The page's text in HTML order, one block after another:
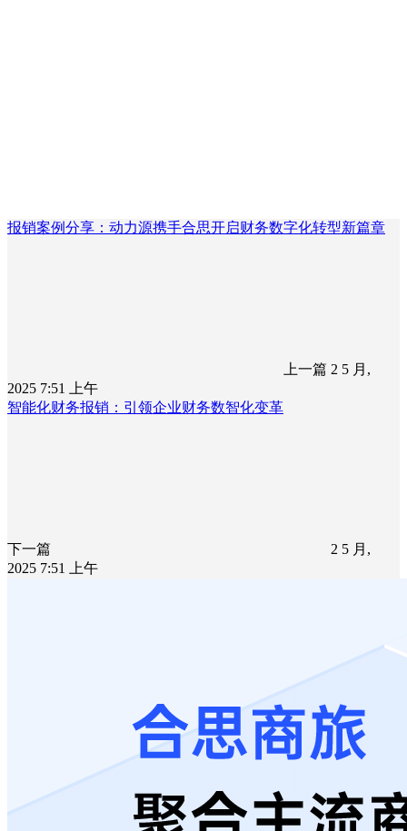
报销案例分享：动力源携手合思开启财务数字化转型新篇章
上一篇 2 5 月,
2025 7:51 上午
智能化财务报销：引领企业财务数智化变革
下一篇
2 5 月,
2025 7:51 上午